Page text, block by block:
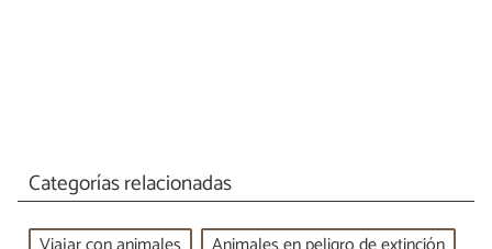
Categorías relacionadas